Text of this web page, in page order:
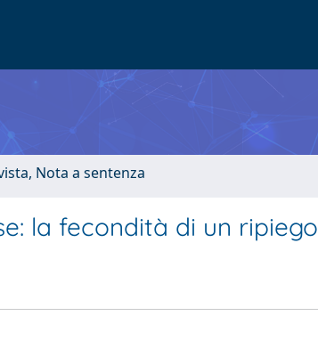
Nota a sentenza
la fecondità di un ripiego